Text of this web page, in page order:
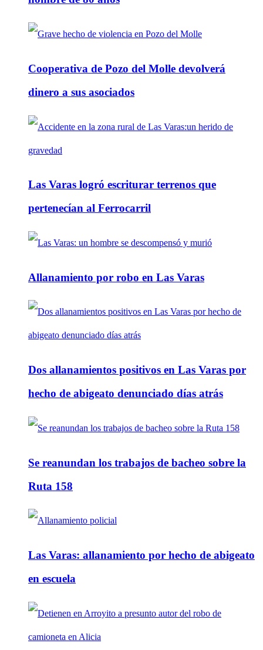
Cooperativa de Pozo del Molle devolverá
dinero a sus asociados
Las Varas logró escriturar terrenos que
pertenecían al Ferrocarril
Allanamiento por robo en Las Varas
Dos allanamientos positivos en Las Varas por
hecho de abigeato denunciado días atrás
Se reanundan los trabajos de bacheo sobre la
Ruta 158
Las Varas: allanamiento por hecho de abigeato
en escuela